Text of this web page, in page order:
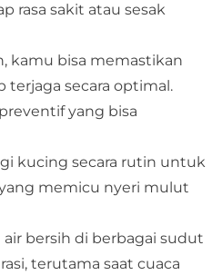
rasa sakit atau sesak
kamu bisa memastikan
terjaga secara optimal.
yang bisa
kucing secara rutin untuk
memicu nyeri mulut
air bersih di berbagai sudut
terutama saat cuaca